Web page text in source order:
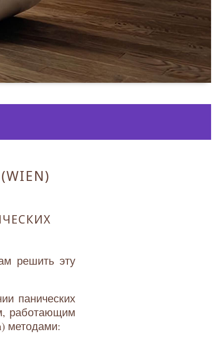
решить эту
панических
работающим
методами: